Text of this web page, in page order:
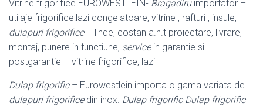
Vitrine frigorifice EUROWESTLEIN- Bragadiruimportator –
utilaje frigorifice:lazi congelatoare, vitrine , rafturi , insule,
dulapuri frigorifice– linde, costan a.h.t proiectare, livrare,
montaj, punere in functiune, servicein garantie si
postgarantie – vitrine frigorifice, lazi
Dulap frigorific– Eurowestlein importa o gama variata de
dulapuri frigorificedin inox. Dulap frigorific Dulap frigorific